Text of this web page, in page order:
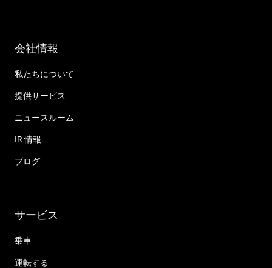
会社情報
私たちについて
提供サービス
ニュースルーム
IR 情報
ブログ
サービス
乗車
運転する